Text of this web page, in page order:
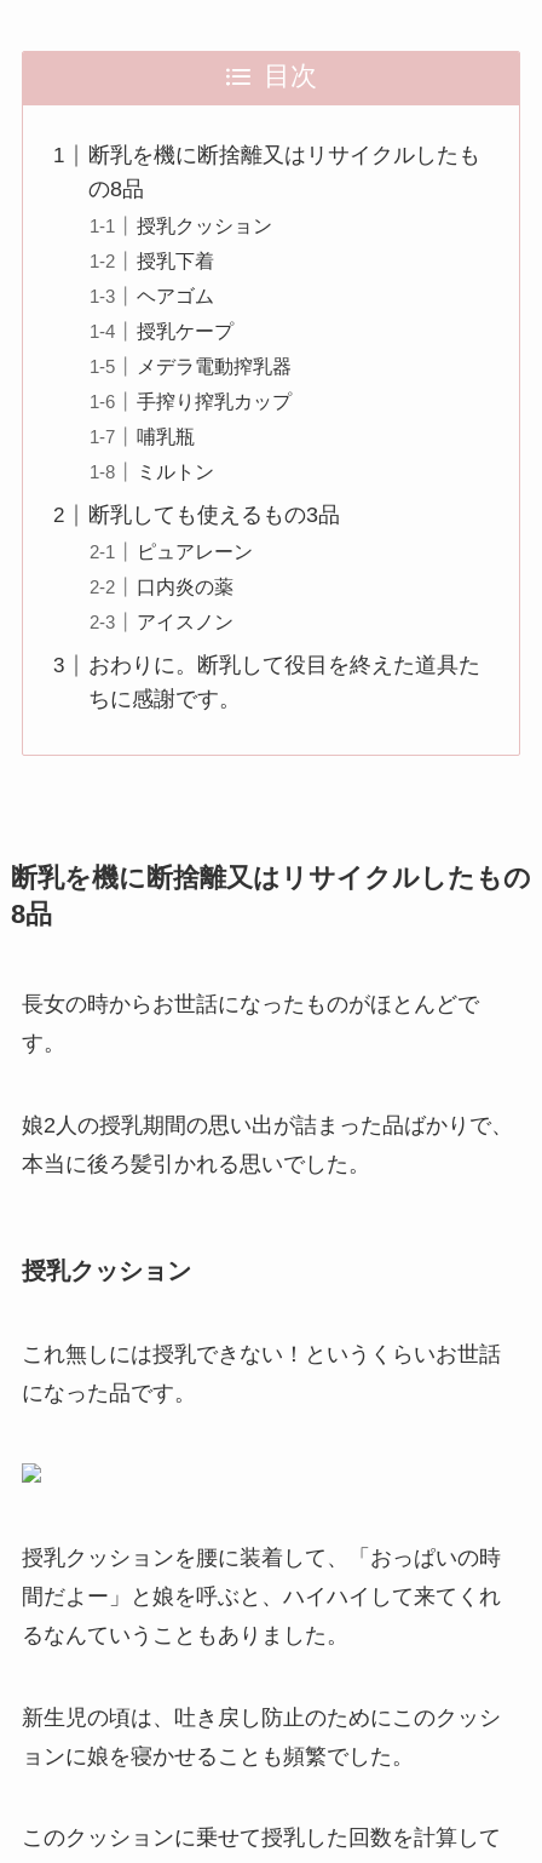
目次
断乳を機に断捨離又はリサイクルしたも
の8品
授乳クッション
授乳下着
ヘアゴム
授乳ケープ
メデラ電動搾乳器
手搾り搾乳カップ
哺乳瓶
ミルトン
断乳しても使えるもの3品
ピュアレーン
口内炎の薬
アイスノン
おわりに。断乳して役目を終えた道具た
ちに感謝です。
断乳を機に断捨離又はリサイクルしたもの
8品
長女の時からお世話になったものがほとんどで
す。
娘2人の授乳期間の思い出が詰まった品ばかりで、
本当に後ろ髪引かれる思いでした。
授乳クッション
これ無しには授乳できない！というくらいお世話
になった品です。
授乳クッションを腰に装着して、「おっぱいの時
間だよー」と娘を呼ぶと、ハイハイして来てくれ
るなんていうこともありました。
新生児の頃は、吐き戻し防止のためにこのクッシ
ョンに娘を寝かせることも頻繁でした。
このクッションに乗せて授乳した回数を計算して